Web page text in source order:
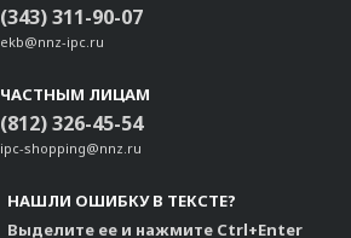
(343) 311-90-07
ekb@nnz-ipc.ru
ЧАСТНЫМ ЛИЦАМ
(812) 326-45-54
ipc-shopping@nnz.ru
НАШЛИ ОШИБКУ В ТЕКСТЕ?
Выделите ее и нажмите Ctrl+Enter